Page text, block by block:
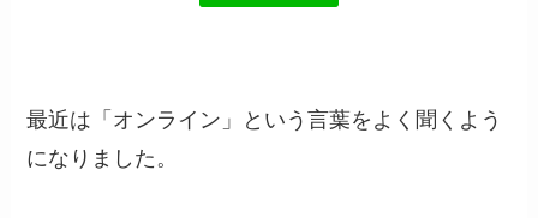
最近は「オンライン」という言葉をよく聞くよう
になりました。